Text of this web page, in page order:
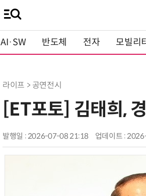
AI·SW 반도체 전자 모빌리티
라이프 > 공연전시
[ET포토] 김태희,
발행일 : 2026-07-08 21:18 업데이트 :